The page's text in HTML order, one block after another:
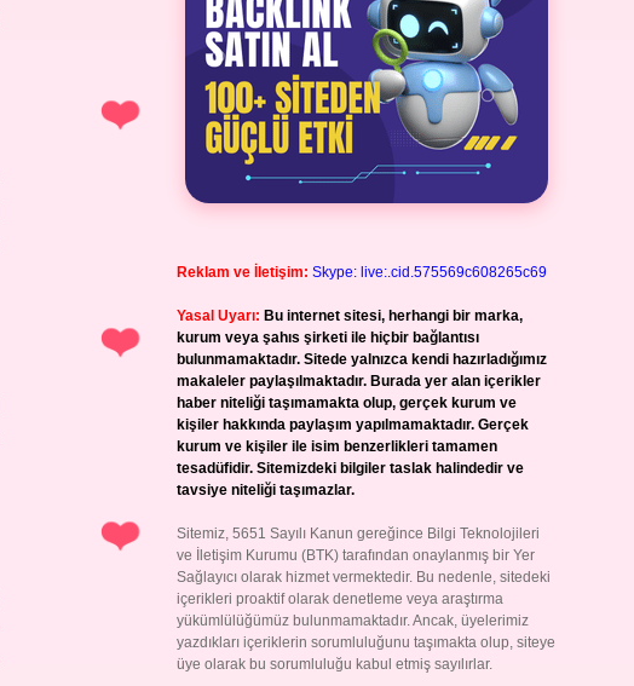
Reklam ve İletişim: Skype: live:.cid.575569c608265c69
Yasal Uyarı: Bu internet sitesi, herhangi bir marka,
kurum veya şahıs şirketi ile hiçbir bağlantısı
bulunmamaktadır. Sitede yalnızca kendi hazırladığımız
makaleler paylaşılmaktadır. Burada yer alan içerikler
haber niteliği taşımamakta olup, gerçek kurum ve
kişiler hakkında paylaşım yapılmamaktadır. Gerçek
kurum ve kişiler ile isim benzerlikleri tamamen
tesadüfidir. Sitemizdeki bilgiler taslak halindedir ve
tavsiye niteliği taşımazlar.
Sitemiz, 5651 Sayılı Kanun gereğince Bilgi Teknolojileri
ve İletişim Kurumu (BTK) tarafından onaylanmış bir Yer
Sağlayıcı olarak hizmet vermektedir. Bu nedenle, sitedeki
içerikleri proaktif olarak denetleme veya araştırma
yükümlülüğümüz bulunmamaktadır. Ancak, üyelerimiz
yazdıkları içeriklerin sorumluluğunu taşımakta olup, siteye
üye olarak bu sorumluluğu kabul etmiş sayılırlar.